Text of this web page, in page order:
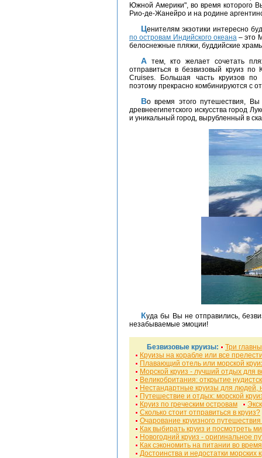
Южной Америки", во время которого
Рио-де-Жанейро и на родине
Ценителям экзотики интересно
по островам Индийского океана– это
белоснежные пляжи, буддийские
А тем, кто желает сочетать
отправиться в безвизовый круиз
Cruises. Большая часть круизов
поэтому прекрасно комбинируются с
Во время этого путешествия, Вы увидите не только пирамиды Гизы, жемчужину
древнеегипетского искусства город
и уникальный город, вырубленный в
Куда бы Вы не отправились, безвизовые круизы подарят Вам яркие впечатления и
незабываемые эмоции!
Безвизовые круизы:
Три
Круизы на корабле или все
Плавающий отель или морской
Морской круиз - лучший отдых для
Великобритания: открытие
Нестандартные круизы для людей,
Путешествие и отдых: морской
Круиз по греческим островам
Сколько стоит отправиться в круиз?
Очарование круизного
Как выбирать круиз и посмотреть
Новогодний круиз - оригинальное
Как сэкономить на питании во
Достоинства и недостатки морских